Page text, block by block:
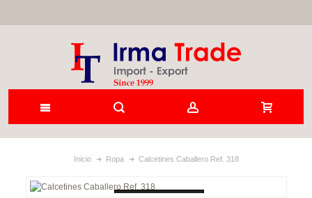
Inicio Ropa Calcetines Caballero Ref. 318